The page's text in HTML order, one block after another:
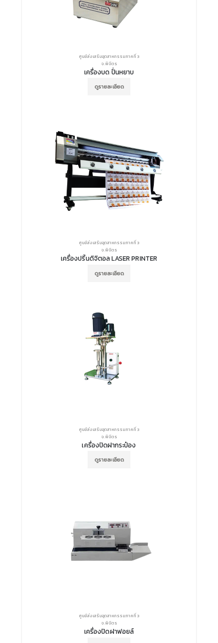
ศูนย์ส่งเสริมอุตสาหกรรมภาคที่ 3
จ.พิจิตร
เครื่องบด ปั่นหยาบ
ดูรายละเอียด
ศูนย์ส่งเสริมอุตสาหกรรมภาคที่ 3
จ.พิจิตร
เครื่องปริ้นดิจิตอล LASER PRINTER
ดูรายละเอียด
ศูนย์ส่งเสริมอุตสาหกรรมภาคที่ 3
จ.พิจิตร
เครื่องปิดฝากระป๋อง
ดูรายละเอียด
ศูนย์ส่งเสริมอุตสาหกรรมภาคที่ 3
จ.พิจิตร
เครื่องปิดฝาฟอยล์